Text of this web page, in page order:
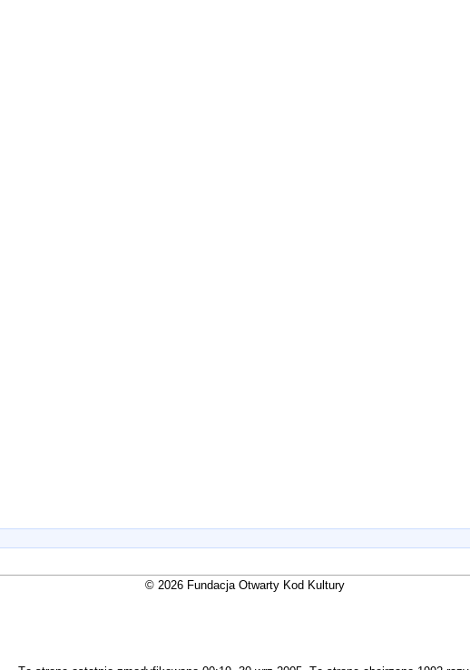
© 2026 Fundacja Otwarty Kod Kultury